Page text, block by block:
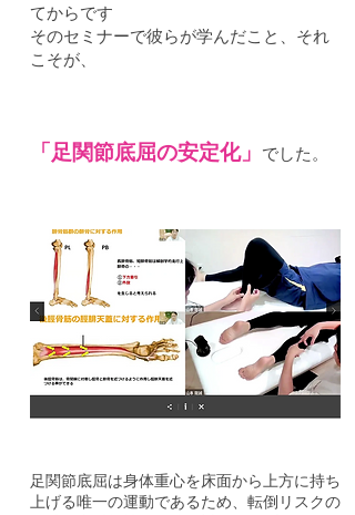
てからです
そのセミナーで彼らが学んだこと、それ
こそが、
「足関節底屈の安定化」 でした。
足関節底屈は身体重心を床面から上方に持ち
上げる唯一の運動であるため、転倒リスクの